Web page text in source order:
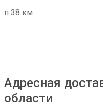
п 38 км
Адресная
области